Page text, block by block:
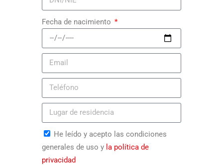
Fecha de nacimiento
He leído y acepto las condiciones
generales de uso y la política de
privacidad